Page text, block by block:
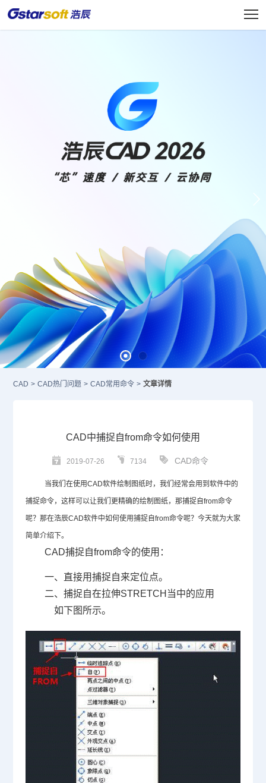
CAD > CAD热门问题 > CAD常用命令 > 文章详情
CAD中捕捉自from命令如何使用
2019-07-26 7134 CAD命令
当我们在使用CAD软件绘制图纸时，我们经常会用到软件中的
捕捉命令，这样可以让我们更精确的绘制图纸，那捕捉自from命令
呢？那在浩辰CAD软件中如何使用捕捉自from命令呢？今天就为大家
简单介绍下。
CAD捕捉自from命令的使用：
一、直接用捕捉自来定位点。
二、捕捉自在拉伸STRETCH 当中的应用
如下图所示。